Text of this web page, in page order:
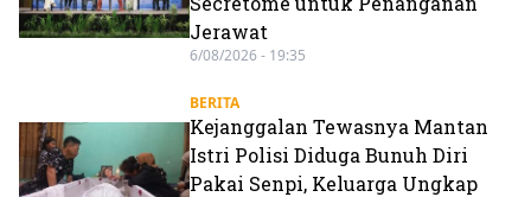
Jerawat
6/08/2026 - 19:35
BERITA
Kejanggalan Tewasnya Mantan
Istri Polisi Diduga Bunuh Diri
Pakai Senpi, Keluarga Ungkap